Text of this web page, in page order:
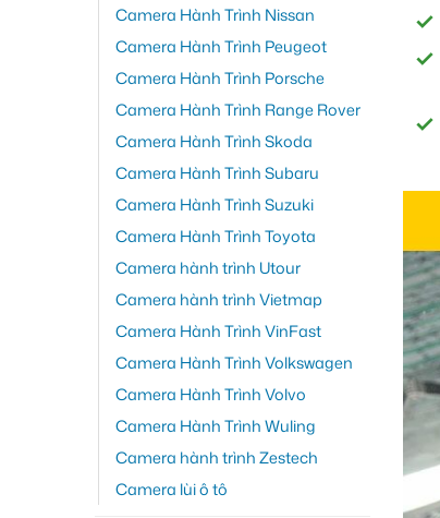
Camera Hành Trình Nissan
Camera Hành Trình Peugeot
Camera Hành Trình Porsche
Camera Hành Trình Range Rover
Camera Hành Trình Skoda
Camera Hành Trình Subaru
Camera Hành Trình Suzuki
Camera Hành Trình Toyota
Camera hành trình Utour
Camera hành trình Vietmap
Camera Hành Trình VinFast
Camera Hành Trình Volkswagen
Camera Hành Trình Volvo
Camera Hành Trình Wuling
Camera hành trình Zestech
Camera lùi ô tô